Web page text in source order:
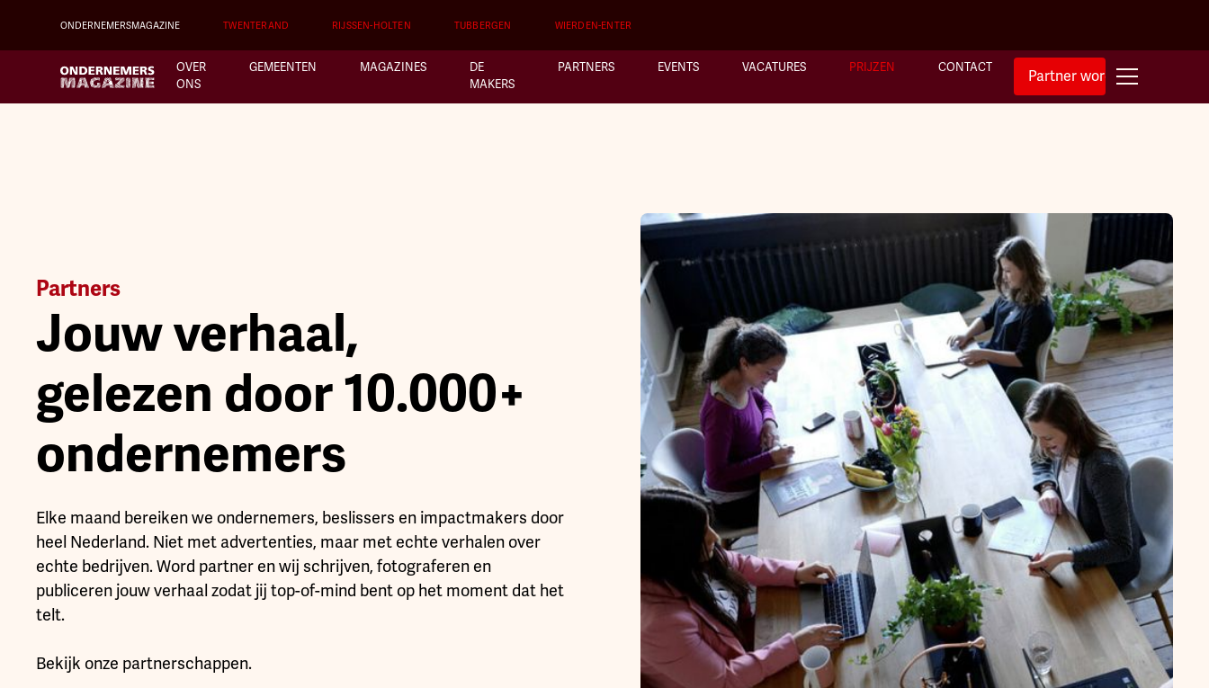
ONDERNEMERSMAGAZINE TWENTERAND RIJSSEN-HOLTEN TUBBERGEN WIERDEN-ENTER
OVER
ONS
GEMEENTEN MAGAZINES
DE
MAKERS
PARTNERS EVENTS VACATURES PRIJZEN CONTACT Partner worden
Partners
Jouw verhaal,
gelezen door 10.000+
ondernemers
Elke maand bereiken we ondernemers, beslissers en impactmakers door
heel Nederland. Niet met advertenties, maar met echte verhalen over
echte bedrijven. Word partner en wij schrijven, fotograferen en
publiceren jouw verhaal zodat jij top-of-mind bent op het moment dat het
telt.
Bekijk onze partnerschappen.